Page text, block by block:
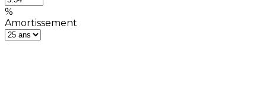
%
Amortissement